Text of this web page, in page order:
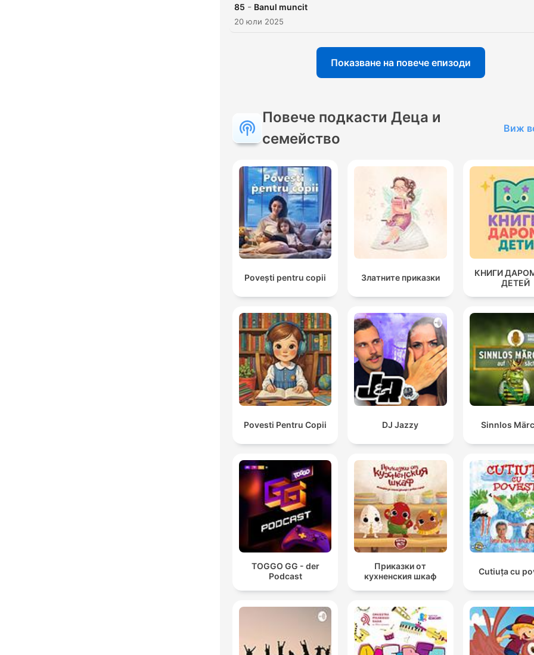
85 - Banul muncit
20 юли 2025
Показване на повече епизоди
Повече подкасти Деца и
семейство
Виж
Povești pentru copii Златните приказки
КНИГИ
ДЕТЕЙ
Povesti Pentru Copii DJ Jazzy Sinnlos
TOGGO GG - der
Podcast
Приказки от
кухненския шкаф
Cutiuța cu